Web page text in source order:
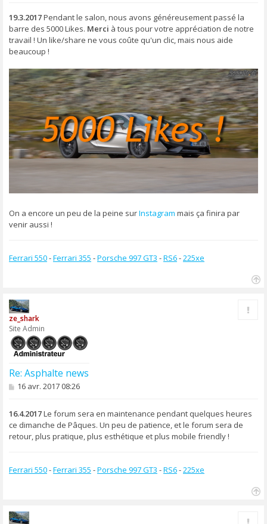
s
a
g
e
19.3.2017Pendant le salon, nous avons généreusement passé la
barre des 5000 Likes. Merci à tous pour votre appréciation de notre
travail ! Un like/share ne vous coûte qu'un clic, mais nous aide
beaucoup !
On a encore un peu de la peine surInstagram mais ça finira par
venir aussi !
Ferrari 550-Ferrari 355 -Porsche 997 GT3 -RS6-225xe
ze_shark
Site Admin
Re: Asphalte news
M
s
a
g
e
16 avr. 2017 08:26
16.4.2017Le forum sera en maintenance pendant quelques heures
ce dimanche de Pâques. Un peu de patience, et le forum sera de
retour, plus pratique, plus esthétique et plus mobile friendly !
Ferrari 550-Ferrari 355 -Porsche 997 GT3 -RS6-225xe